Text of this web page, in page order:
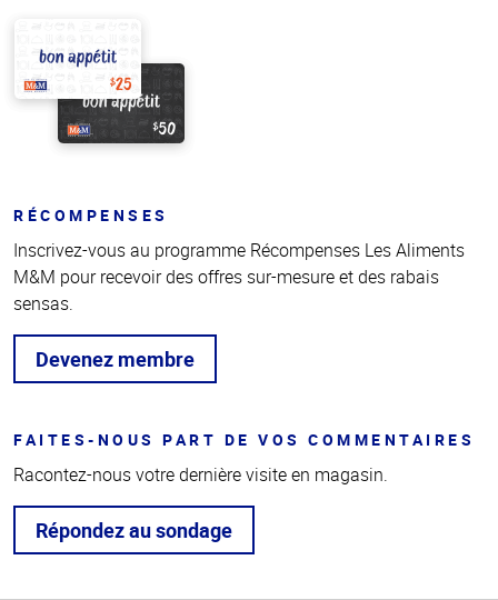
RÉCOMPENSES
Inscrivez-vous au programme Récompenses Les Aliments
M&M pour recevoir des offres sur-mesure et des rabais
sensas.
Devenez membre
FAITES-NOUS PART DE VOS COMMENTAIRES
Racontez-nous votre dernière visite en magasin.
Répondez au sondage